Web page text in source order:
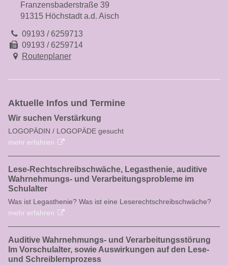
Franzensbaderstraße 39
91315 Höchstadt a.d. Aisch
09193 / 6259713
09193 / 6259714
Routenplaner
Aktuelle Infos und Termine
Wir suchen Verstärkung
LOGOPÄDIN / LOGOPÄDE gesucht
mehr erfahren
Lese-Rechtschreibschwäche, Legasthenie, auditive
Wahrnehmungs- und Verarbeitungsprobleme im
Schulalter
Was ist Legasthenie? Was ist eine Leserechtschreibschwäche?
mehr erfahren
Auditive Wahrnehmungs- und Verarbeitungsstörung
Im Vorschulalter, sowie Auswirkungen auf den Lese-
und Schreiblernprozess